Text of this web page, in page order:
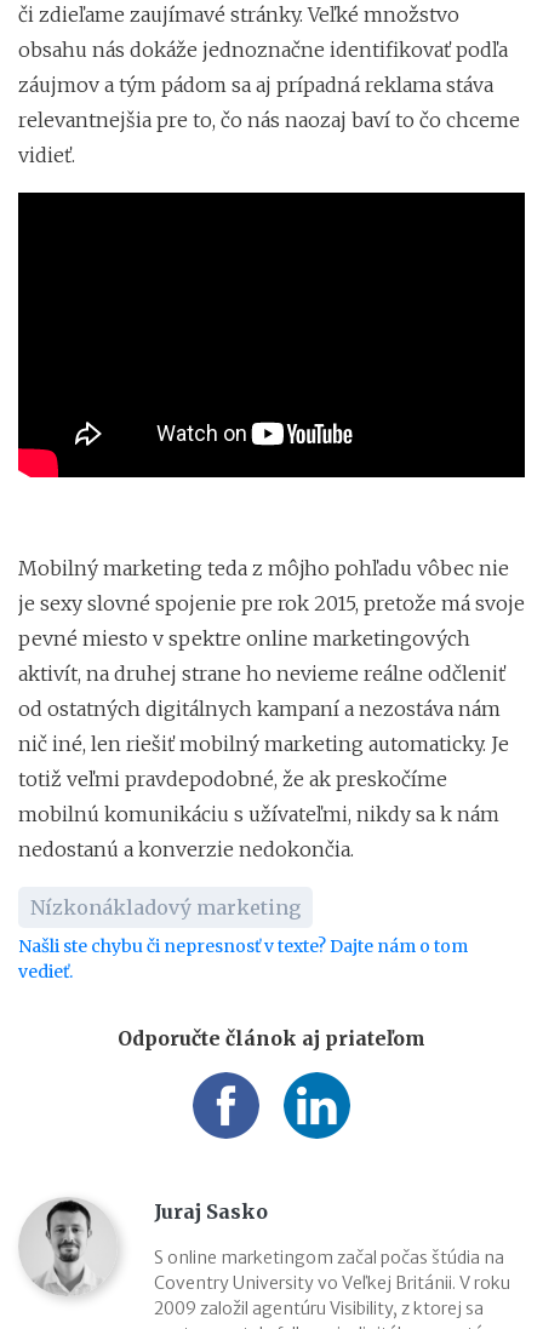
či zdieľame zaujímavé stránky. Veľké množstvo
obsahu nás dokáže jednoznačne identifikovať podľa
záujmov a tým pádom sa aj prípadná reklama stáva
relevantnejšia pre to, čo nás naozaj baví to čo chceme
vidieť.
Mobilný marketing teda z môjho pohľadu vôbec nie
je sexy slovné spojenie pre rok 2015, pretože má svoje
pevné miesto v spektre online marketingových
aktivít, na druhej strane ho nevieme reálne odčleniť
od ostatných digitálnych kampaní a nezostáva nám
nič iné, len riešiť mobilný marketing automaticky. Je
totiž veľmi pravdepodobné, že ak preskočíme
mobilnú komunikáciu s užívateľmi, nikdy sa k nám
nedostanú a konverzie nedokončia.
Nízkonákladový marketing
Našli ste chybu či nepresnosť v texte? Dajte nám o tom
vedieť.
Odporučte článok aj priateľom
Juraj Sasko
S online marketingom začal počas štúdia na
Coventry University vo Veľkej Británii. V roku
2009 založil agentúru Visibility, z ktorej sa